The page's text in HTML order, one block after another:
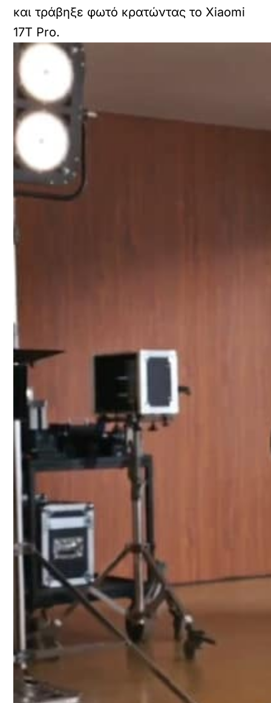
και τράβηξε φωτό κρατώντας το Xiaomi
17T Pro.